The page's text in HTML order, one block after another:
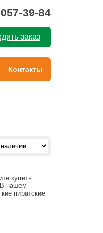
заказ
39-84
Контакты
купить
В нашем
пиратские